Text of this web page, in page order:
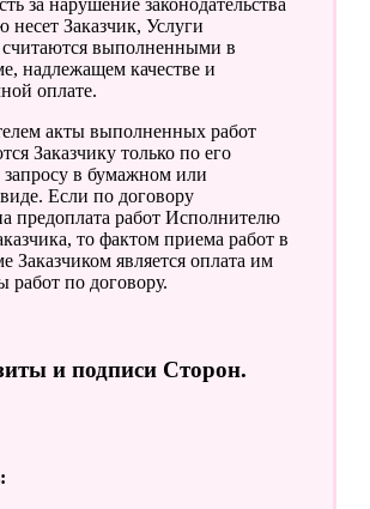
за нарушение законодательства
Заказчик, Услуги
выполненными в
надлежащем качестве и
оплате.
Заказчику только по его
в бумажном или
Если по договору
предоплата работ Исполнителю
то фактом приема работ в
Заказчиком является оплата им
работ по договору.
и подписи Сторон.